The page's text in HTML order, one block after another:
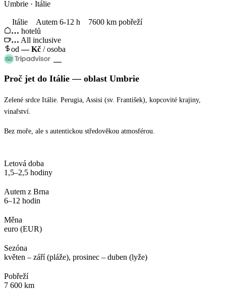
Umbrie · Itálie
Itálie Autem 6-12 h
7600 km pobřeží
… hotelů
… All inclusive
od—Kč / osoba
—
Proč jet do Itálie — oblast Umbrie
Zelené srdce Itálie. Perugia, Assisi (sv. František), kopcovité krajiny,
vinařství.
Bez moře, ale s autentickou středověkou atmosférou.
Letová doba
1,5–2,5 hodiny
Autem z Brna
6–12 hodin
Měna
euro (EUR)
Sezóna
květen – září (pláže), prosinec – duben (lyže)
Pobřeží
7 600 km